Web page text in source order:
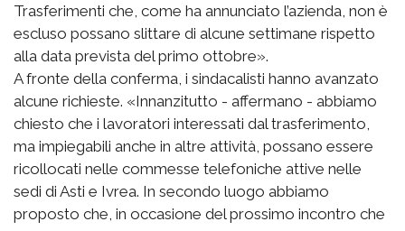
Trasferimenti che, come ha annunciato l’azienda, non è
escluso possano slittare di alcune settimane rispetto
alla data prevista del primo ottobre».
A fronte della conferma, i sindacalisti hanno avanzato
alcune richieste. «Innanzitutto - affermano - abbiamo
chiesto che i lavoratori interessati dal trasferimento,
ma impiegabili anche in altre attività, possano essere
ricollocati nelle commesse telefoniche attive nelle
sedi di Asti e Ivrea. In secondo luogo abbiamo
proposto che, in occasione del prossimo incontro che